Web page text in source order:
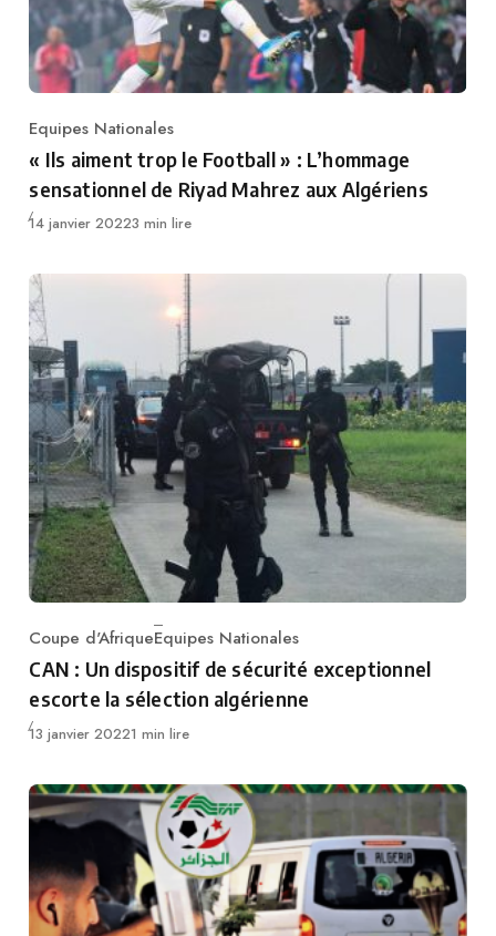
Category
Equipes Nationales
« Ils aiment trop le Football » : L’hommage
sensationnel de Riyad Mahrez aux Algériens
Publié
14 janvier 20223 min lire
Category
Coupe d'AfriqueEquipes Nationales
CAN : Un dispositif de sécurité exceptionnel
escorte la sélection algérienne
Publié
13 janvier 20221 min lire